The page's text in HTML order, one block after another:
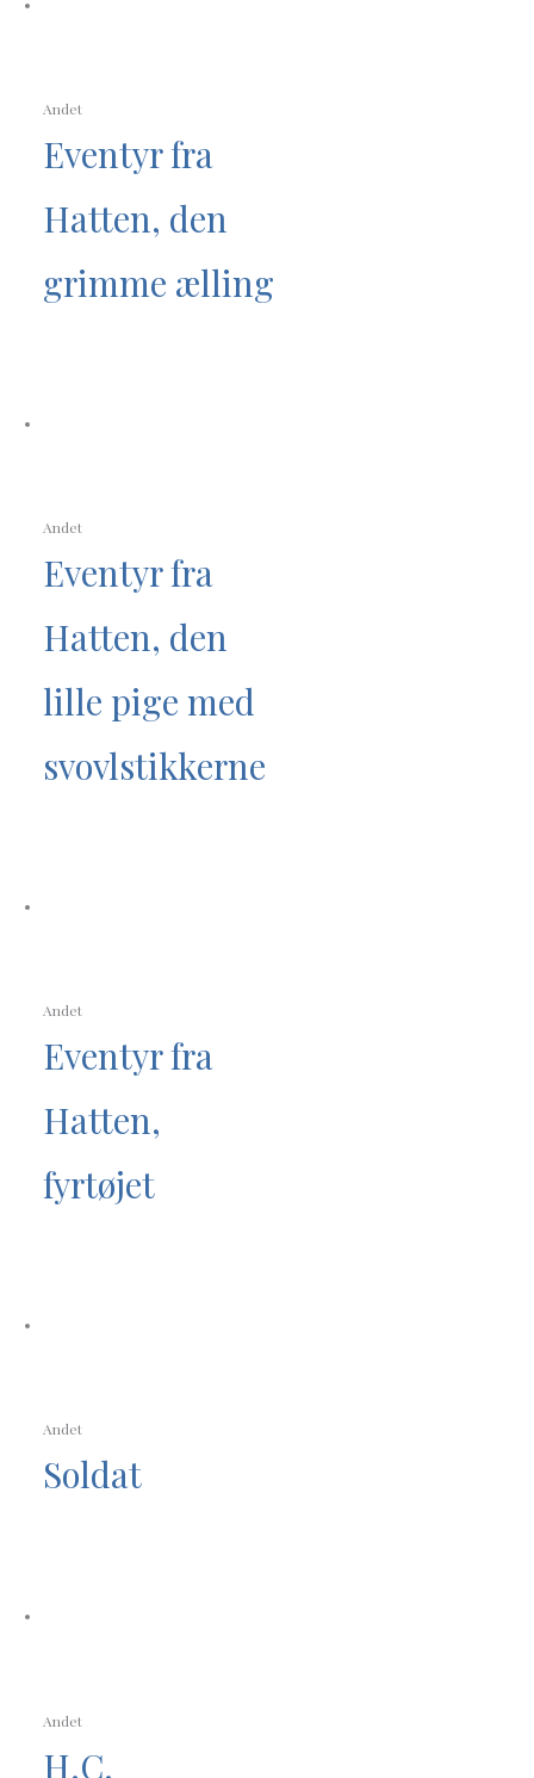
Andet
Eventyr fra
Hatten, den
grimme ælling
Andet
Eventyr fra
Hatten, den
lille pige med
svovlstikkerne
Andet
Eventyr fra
Hatten,
fyrtøjet
Andet
Soldat
Andet
H.C.